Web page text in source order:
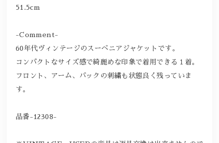
51.5cm
-Comment-
60年代ヴィンテージのスーベニアジャケットです。
コンパクトなサイズ感で綺麗めな印象で着用できる１着。
フロント、アーム、バックの刺繍も状態良く残っていま
す。
品番-12308-